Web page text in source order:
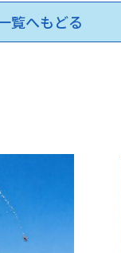
覧へもどる